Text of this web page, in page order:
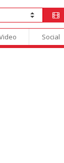
Social